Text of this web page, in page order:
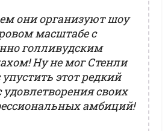
они организуют шоу
масштабе с
голливудским
Ну не мог Стенли
этот редкий
своих
амбиций!